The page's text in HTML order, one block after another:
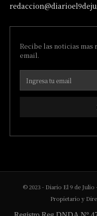
Recibe las noticias mas
email.
© 2023 - Diario El 9 de Julio
Propietario y